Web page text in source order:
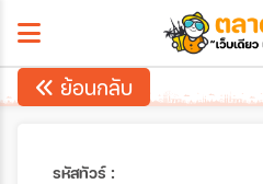
ย้อนกลับ
รหัสทัวร์ :